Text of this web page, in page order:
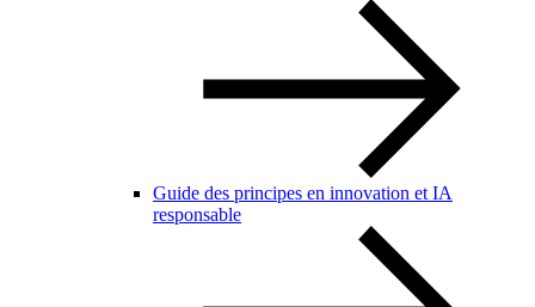
Guide des principes en innovation et IA
responsable